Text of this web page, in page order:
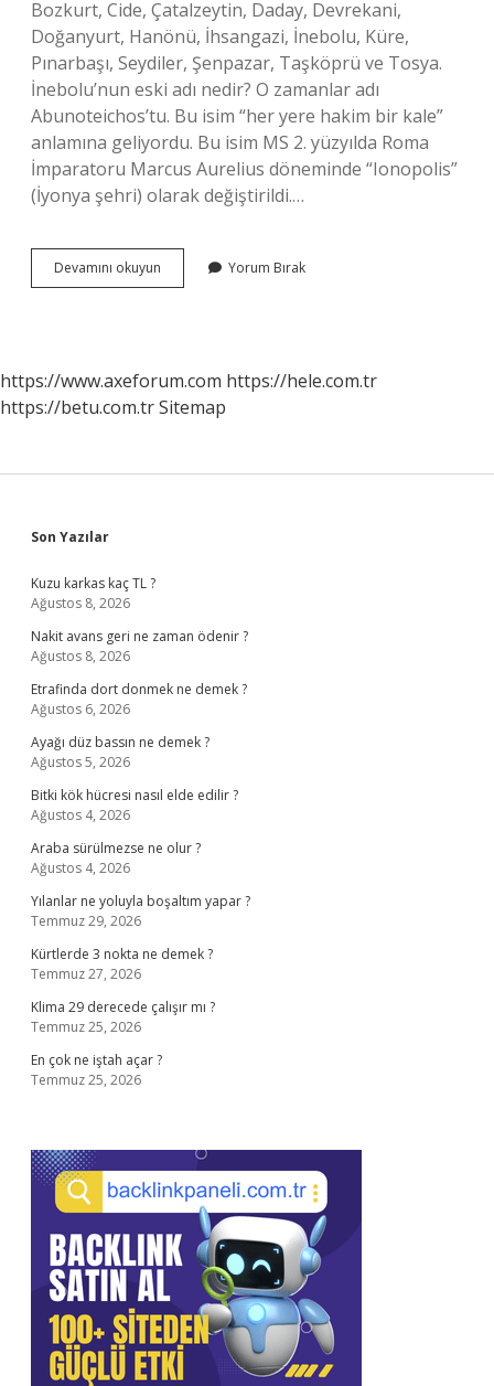
Bozkurt, Cide, Çatalzeytin, Daday, Devrekani,
Doğanyurt, Hanönü, İhsangazi, İnebolu, Küre,
Pınarbaşı, Seydiler, Şenpazar, Taşköprü ve Tosya.
İnebolu’nun eski adı nedir? O zamanlar adı
Abunoteichos’tu. Bu isim “her yere hakim bir kale”
anlamına geliyordu. Bu isim MS 2. yüzyılda Roma
İmparatoru Marcus Aurelius döneminde “Ionopolis”
(İyonya şehri) olarak değiştirildi.…
Devamını okuyun İNebolu
Nereli
Yorum Bırak
https://www.axeforum.com https://hele.com.tr
https://betu.com.trSitemap
Sidebar
Son Yazılar
Kuzu karkas kaç TL ?
Ağustos 8, 2026
Nakit avans geri ne zaman ödenir ?
Ağustos 8, 2026
Etrafinda dort donmek ne demek ?
Ağustos 6, 2026
Ayağı düz bassın ne demek ?
Ağustos 5, 2026
Bitki kök hücresi nasıl elde edilir ?
Ağustos 4, 2026
Araba sürülmezse ne olur ?
Ağustos 4, 2026
Yılanlar ne yoluyla boşaltım yapar ?
Temmuz 29, 2026
Kürtlerde 3 nokta ne demek ?
Temmuz 27, 2026
Klima 29 derecede çalışır mı ?
Temmuz 25, 2026
En çok ne iştah açar ?
Temmuz 25, 2026